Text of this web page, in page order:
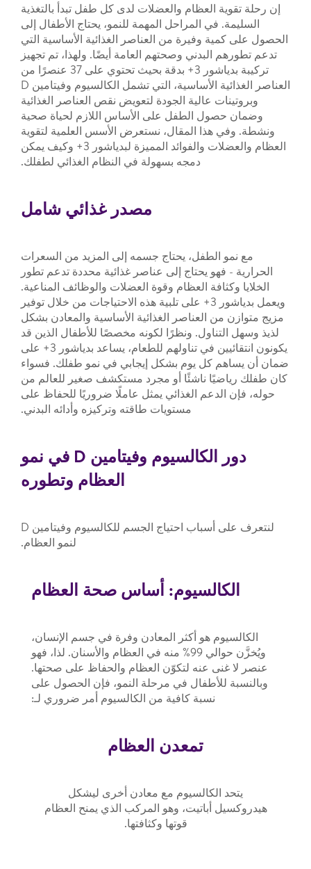
إن رحلة تقوية العظام والعضلات لدى كل طفل تبدأ بالتغذية
السليمة. في المراحل المهمة للنمو، يحتاج الأطفال إلى
الحصول على كمية وفيرة من العناصر الغذائية الأساسية التي
تدعم تطورهم البدني وصحتهم العامة أيضًا. ولهذا، تم تجهيز
تركيبة بدياشور 3+ بدقة بحيث تحتوي على 37 عنصرًا من
العناصر الغذائية الأساسية، التي تشمل الكالسيوم وفيتامين D
وبروتينات عالية الجودة لتعويض نقص العناصر الغذائية
وضمان حصول الطفل على الأساس اللازم لحياة صحية
ونشطة. وفي هذا المقال، نستعرض الأسس العلمية لتقوية
العظام والعضلات والفوائد المميزة لبدياشور 3+ وكيف يمكن
دمجه بسهولة في النظام الغذائي لطفلك.
مصدر غذائي شامل
مع نمو الطفل، يحتاج جسمه إلى المزيد من السعرات
الحرارية - فهو يحتاج إلى عناصر غذائية محددة تدعم تطور
الخلايا وكثافة العظام وقوة العضلات والوظائف المناعية.
ويعمل بدياشور 3+ على تلبية هذه الاحتياجات من خلال توفير
مزيج متوازن من العناصر الغذائية الأساسية والمعادن بشكل
لذيذ وسهل التناول. ونظرًا لكونه مخصصًا للأطفال الذين قد
يكونون انتقائيين في تناولهم للطعام، يساعد بدياشور 3+ على
ضمان أن يساهم كل يوم بشكل إيجابي في نمو طفلك. فسواء
كان طفلك رياضيًا ناشئًا أو مجرد مستكشف صغير للعالم من
حوله، فإن الدعم الغذائي يمثل عاملًا ضروريًا للحفاظ على
مستويات طاقته وتركيزه وأدائه البدني.
دور الكالسيوم وفيتامين D في نمو
العظام وتطوره
لنتعرف على أسباب احتياج الجسم للكالسيوم وفيتامين D
لنمو العظام.
الكالسيوم: أساس صحة العظام
الكالسيوم هو أكثر المعادن وفرة في جسم الإنسان،
ويُخزَّن حوالي 99% منه في العظام والأسنان. لذا، فهو
عنصر لا غنى عنه لتكوّن العظام والحفاظ على صحتها.
وبالنسبة للأطفال في مرحلة النمو، فإن الحصول على
نسبة كافية من الكالسيوم أمر ضروري لـ:
تمعدن العظام
يتحد الكالسيوم مع معادن أخرى ليشكل
هيدروكسيل أباتيت، وهو المركب الذي يمنح العظام
قوتها وكثافتها.